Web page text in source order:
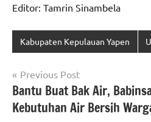
Editor: Tamrin Sinambela
Kabupaten Kepulauan Yapen
Navigasi
pos
Previous Post
Bantu Buat Bak Air,
Kebutuhan Air Bersih